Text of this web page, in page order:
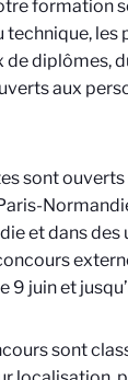
formation
les
de diplômes,
aux
sont
et dans des
9 juin et
sont